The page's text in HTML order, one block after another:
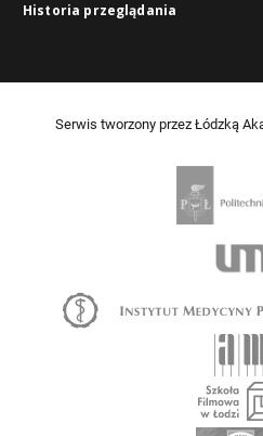
Historia przeglądania
Serwis tworzony przez Łódzką